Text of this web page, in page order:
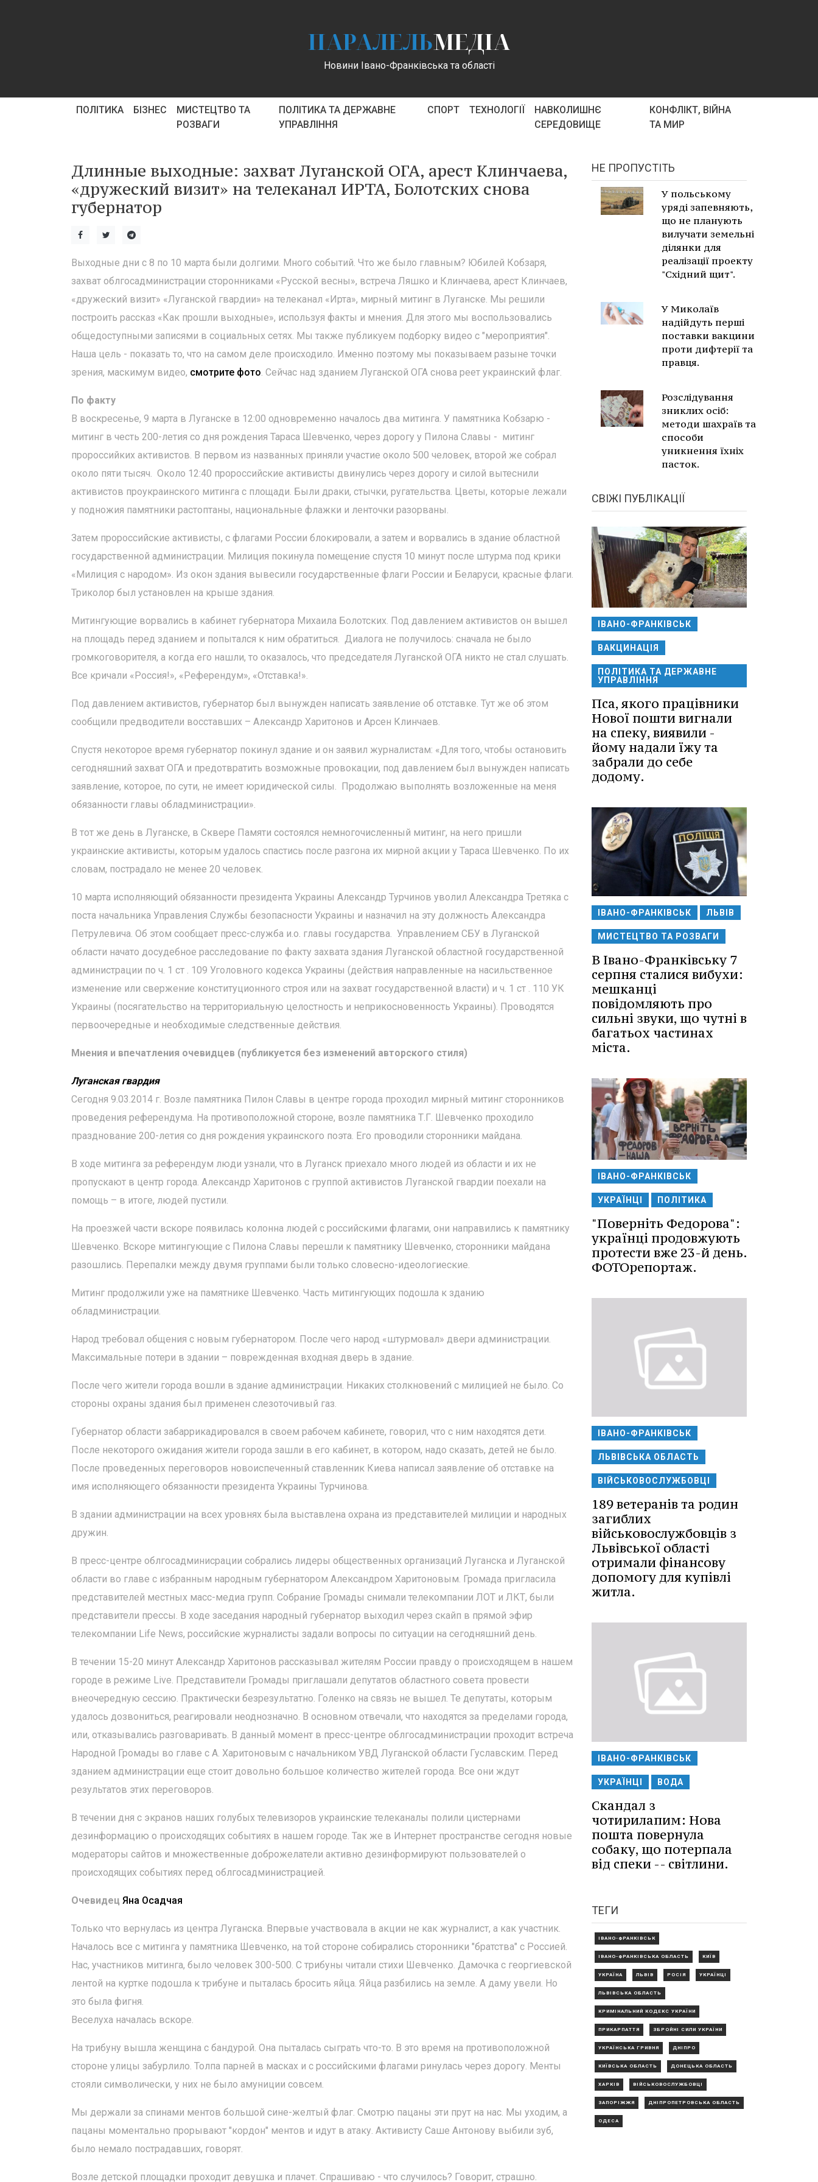
ПАРАЛЕЛЬМЕДІА
Новини Івано-Франківська та області
ПОЛІТИКА БІЗНЕС
МИСТЕЦТВО ТА
РОЗВАГИ
ПОЛІТИКА ТА ДЕРЖАВНЕ
УПРАВЛІННЯ
СПОРТ ТЕХНОЛОГІЇ
НАВКОЛИШНЄ
СЕРЕДОВИЩЕ
КОНФЛІКТ, ВІЙНА
ТА МИР
Длинные выходные: захват Луганской ОГА, арест Клинчаева,
«дружеский визит» на телеканал ИРТА, Болотских снова
губернатор
Выходные дни с 8 по 10 марта были долгими. Много событий. Что же было главным? Юбилей Кобзаря,
захват облгосадминистрации сторонниками «Русской весны», встреча Ляшко и Клинчаева, арест Клинчаев,
«дружеский визит» «Луганской гвардии» на телеканал «Ирта», мирный митинг в Луганске. Мы решили
построить рассказ «Как прошли выходные», используя факты и мнения. Для этого мы воспользовались
общедоступными записями в социальных сетях. Мы также публикуем подборку видео с "мероприятия".
Наша цель - показать то, что на самом деле происходило. Именно поэтому мы показываем разыне точки
зрения, маскимум видео, смотрите фото. Сейчас над зданием Луганской ОГА снова реет украинский флаг.
По факту
В воскресенье, 9 марта в Луганске в 12:00 одновременно началось два митинга. У памятника Кобзарю -
митинг в честь 200-летия со дня рождения Тараса Шевченко, через дорогу у Пилона Славы - митинг
пророссийких активистов. В первом из названных приняли участие около 500 человек, второй же собрал
около пяти тысяч. Около 12:40 пророссийские активисты двинулись через дорогу и силой вытеснили
активистов проукраинского митинга с площади. Были драки, стычки, ругательства. Цветы, которые лежали
у подножия памятники растоптаны, национальные флажки и ленточки разорваны.
Затем пророссийские активисты, с флагами России блокировали, а затем и ворвались в здание областной
государственной администрации. Милиция покинула помещение спустя 10 минут после штурма под крики
«Милиция с народом». Из окон здания вывесили государственные флаги России и Беларуси, красные флаги.
Триколор был установлен на крыше здания.
Митингующие ворвались в кабинет губернатора Михаила Болотских. Под давлением активистов он вышел
на площадь перед зданием и попытался к ним обратиться. Диалога не получилось: сначала не было
громкоговорителя, а когда его нашли, то оказалось, что председателя Луганской ОГА никто не стал слушать.
Все кричали «Россия!», «Референдум», «Отставка!».
Под давлением активистов, губернатор был вынужден написать заявление об отставке. Тут же об этом
сообщили предводители восставших – Александр Харитонов и Арсен Клинчаев.
Спустя некоторое время губернатор покинул здание и он заявил журналистам: «Для того, чтобы остановить
сегодняшний захват ОГА и предотвратить возможные провокации, под давлением был вынужден написать
заявление, которое, по сути, не имеет юридической силы. Продолжаю выполнять возложенные на меня
обязанности главы обладминистрации».
В тот же день в Луганске, в Сквере Памяти состоялся немногочисленный митинг, на него пришли
украинские активисты, которым удалось спастись после разгона их мирной акции у Тараса Шевченко. По их
словам, пострадало не менее 20 человек.
10 марта исполняющий обязанности президента Украины Александр Турчинов уволил Александра Третяка с
поста начальника Управления Службы безопасности Украины и назначил на эту должность Александра
Петрулевича. Об этом сообщает пресс-служба и.о. главы государства. Управлением СБУ в Луганской
области начато досудебное расследование по факту захвата здания Луганской областной государственной
администрации по ч. 1 ст . 109 Уголовного кодекса Украины (действия направленные на насильственное
изменение или свержение конституционного строя или на захват государственной власти) и ч. 1 ст . 110 УК
Украины (посягательство на территориальную целостность и неприкосновенность Украины). Проводятся
первоочередные и необходимые следственные действия.
Мнения и впечатления очевидцев (публикуется без изменений авторского стиля)
Луганская гвардия
Сегодня 9.03.2014 г. Возле памятника Пилон Славы в центре города проходил мирный митинг сторонников
проведения референдума. На противоположной стороне, возле памятника Т.Г. Шевченко проходило
празднование 200-летия со дня рождения украинского поэта. Его проводили сторонники майдана.
В ходе митинга за референдум люди узнали, что в Луганск приехало много людей из области и их не
пропускают в центр города. Александр Харитонов с группой активистов Луганской гвардии поехали на
помощь – в итоге, людей пустили.
На проезжей части вскоре появилась колонна людей с российскими флагами, они направились к памятнику
Шевченко. Вскоре митингующие с Пилона Славы перешли к памятнику Шевченко, сторонники майдана
разошлись. Перепалки между двумя группами были только словесно-идеологиеские.
Митинг продолжили уже на памятнике Шевченко. Часть митингующих подошла к зданию
обладминистрации.
Народ требовал общения с новым губернатором. После чего народ «штурмовал» двери администрации.
Максимальные потери в здании – поврежденная входная дверь в здание.
После чего жители города вошли в здание администрации. Никаких столкновений с милицией не было. Со
стороны охраны здания был применен слезоточивый газ.
Губернатор области забаррикадировался в своем рабочем кабинете, говорил, что с ним находятся дети.
После некоторого ожидания жители города зашли в его кабинет, в котором, надо сказать, детей не было.
После проведенных переговоров новоиспеченный ставленник Киева написал заявление об отставке на
имя исполняющего обязанности президента Украины Турчинова.
В здании администрации на всех уровнях была выставлена охрана из представителей милиции и народных
дружин.
В пресс-центре облгосадминисрации собрались лидеры общественных организаций Луганска и Луганской
области во главе с избранным народным губернатором Александром Харитоновым. Громада пригласила
представителей местных масс-медиа групп. Собрание Громады снимали телекомпании ЛОТ и ЛКТ, были
представители прессы. В ходе заседания народный губернатор выходил через скайп в прямой эфир
телекомпании Life News, российские журналисты задали вопросы по ситуации на сегодняшний день.
В течении 15-20 минут Александр Харитонов рассказывал жителям России правду о происходящем в нашем
городе в режиме Live. Представители Громады приглашали депутатов областного совета провести
внеочередную сессию. Практически безрезультатно. Голенко на связь не вышел. Те депутаты, которым
удалось дозвониться, реагировали неоднозначно. В основном отвечали, что находятся за пределами города,
или, отказывались разговаривать. В данный момент в пресс-центре облгосадминистрации проходит встреча
Народной Громады во главе с А. Харитоновым с начальником УВД Луганской области Гуславским. Перед
зданием администрации еще стоит довольно большое количество жителей города. Все они ждут
результатов этих переговоров.
В течении дня с экранов наших голубых телевизоров украинские телеканалы полили цистернами
дезинформацию о происходящих событиях в нашем городе. Так же в Интернет пространстве сегодня новые
модераторы сайтов и множественные доброжелатели активно дезинформируют пользователей о
происходящих событиях перед облгосадминистрацией.
Очевидец Яна Осадчая
Только что вернулась из центра Луганска. Впервые участвовала в акции не как журналист, а как участник.
Началось все с митинга у памятника Шевченко, на той стороне собирались сторонники "братства" с Россией.
Нас, участников митинга, было человек 300-500. С трибуны читали стихи Шевченко. Дамочка с георгиевской
лентой на куртке подошла к трибуне и пыталась бросить яйца. Яйца разбились на земле. А даму увели. Но
это была фигня.
Веселуха началась вскоре.
На трибуну вышла женщина с бандурой. Она пыталась сыграть что-то. В это время на противоположной
стороне улицы забурлило. Толпа парней в масках и с российскими флагами ринулась через дорогу. Менты
стояли символически, у них не было амуниции совсем.
Мы держали за спинами ментов большой сине-желтый флаг. Смотрю пацаны эти прут на нас. Мы уходим, а
пацаны моментально прорывают "кордон" ментов и идут в атаку. Активисту Саше Антонову выбили зуб,
было немало пострадавших, говорят.
Возле детской площадки проходит девушка и плачет. Спрашиваю - что случилось? Говорит, страшно.
НЕ ПРОПУСТІТЬ
У польському
уряді запевняють,
що не планують
вилучати земельні
ділянки для
реалізації проекту
"Східний щит".
У Миколаїв
надійдуть перші
поставки вакцини
проти дифтерії та
правця.
Розслідування
зниклих осіб:
методи шахраїв та
способи
уникнення їхніх
пасток.
СВІЖІ ПУБЛІКАЦІЇ
ІВАНО-ФРАНКІВСЬК
ВАКЦИНАЦІЯ
ПОЛІТИКА ТА ДЕРЖАВНЕ
УПРАВЛІННЯ
Пса, якого працівники
Нової пошти вигнали
на спеку, виявили -
йому надали їжу та
забрали до себе
додому.
ІВАНО-ФРАНКІВСЬК ЛЬВІВ
МИСТЕЦТВО ТА РОЗВАГИ
В Івано-Франківську 7
серпня сталися вибухи:
мешканці
повідомляють про
сильні звуки, що чутні в
багатьох частинах
міста.
ІВАНО-ФРАНКІВСЬК
УКРАЇНЦІ ПОЛІТИКА
"Поверніть Федорова":
українці продовжують
протести вже 23-й день.
ФОТОрепортаж.
ІВАНО-ФРАНКІВСЬК
ЛЬВІВСЬКА ОБЛАСТЬ
ВІЙСЬКОВОСЛУЖБОВЦІ
189 ветеранів та родин
загиблих
військовослужбовців з
Львівської області
отримали фінансову
допомогу для купівлі
житла.
ІВАНО-ФРАНКІВСЬК
УКРАЇНЦІ ВОДА
Скандал з
чотирилапим: Нова
пошта повернула
собаку, що потерпала
від спеки -- світлини.
ТЕГИ
ІВАНО-ФРАНКІВСЬК
ІВАНО-ФРАНКІВСЬКА ОБЛАСТЬ КИЇВ
УКРАЇНА ЛЬВІВ РОСІЯ УКРАЇНЦІ
ЛЬВІВСЬКА ОБЛАСТЬ
КРИМІНАЛЬНИЙ КОДЕКС УКРАЇНИ
ПРИКАРПАТТЯ ЗБРОЙНІ СИЛИ УКРАЇНИ
УКРАЇНСЬКА ГРИВНЯ ДНІПРО
КИЇВСЬКА ОБЛАСТЬ ДОНЕЦЬКА ОБЛАСТЬ
ХАРКІВ ВІЙСЬКОВОСЛУЖБОВЦІ
ЗАПОРІЖЖЯ ДНІПРОПЕТРОВСЬКА ОБЛАСТЬ
ОДЕСА